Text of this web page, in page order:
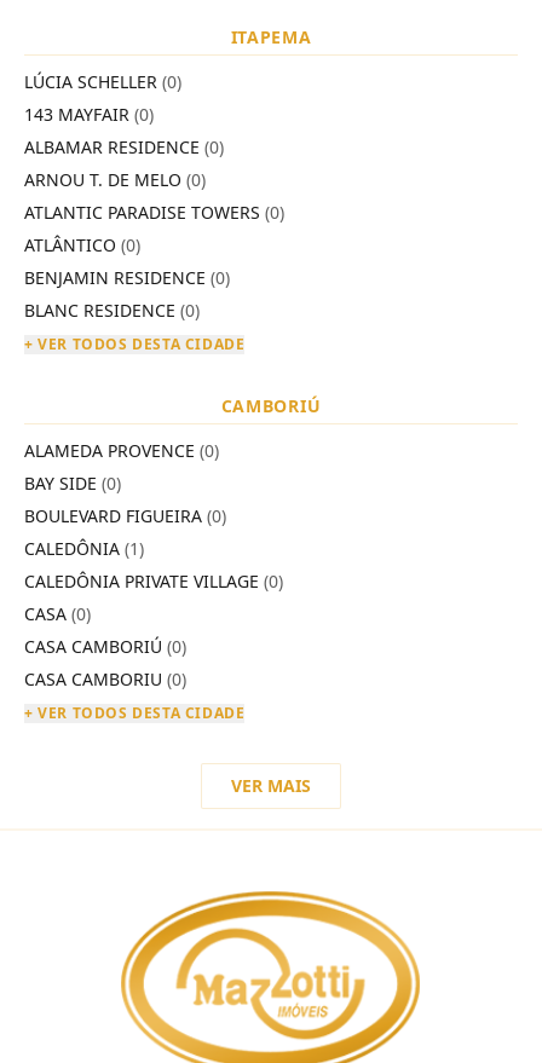
ITAPEMA
LÚCIA SCHELLER (0)
143 MAYFAIR (0)
ALBAMAR RESIDENCE (0)
ARNOU T. DE MELO (0)
ATLANTIC PARADISE TOWERS (0)
ATLÂNTICO (0)
BENJAMIN RESIDENCE (0)
BLANC RESIDENCE (0)
+ VER TODOS DESTA CIDADE
CAMBORIÚ
ALAMEDA PROVENCE (0)
BAY SIDE (0)
BOULEVARD FIGUEIRA (0)
CALEDÔNIA (1)
CALEDÔNIA PRIVATE VILLAGE (0)
CASA (0)
CASA CAMBORIÚ (0)
CASA CAMBORIU (0)
+ VER TODOS DESTA CIDADE
VER MAIS